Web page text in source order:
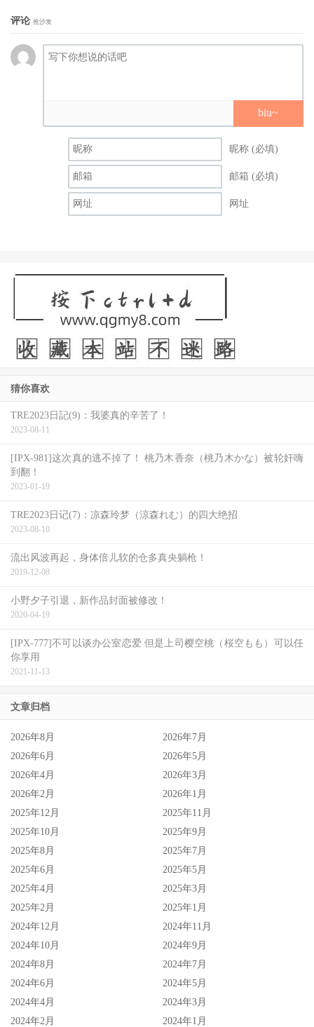
评论 抢沙发
biu~
昵称 (必填)
邮箱 (必填)
网址
猜你喜欢
TRE2023日記(9)：我婆真的辛苦了！
2023-08-11
[IPX-981]这次真的逃不掉了！ 桃乃木香奈（桃乃木かな）被轮奸嗨
到翻！
2023-01-19
TRE2023日记(7)：凉森玲梦（涼森れむ）的四大绝招
2023-08-10
流出风波再起，身体倍儿软的仓多真央躺枪！
2019-12-08
小野夕子引退，新作品封面被修改！
2020-04-19
[IPX-777]不可以谈办公室恋爱 但是上司樱空桃（桜空もも）可以任
你享用
2021-11-13
文章归档
2026年8月
2026年7月
2026年6月
2026年5月
2026年4月
2026年3月
2026年2月
2026年1月
2025年12月
2025年11月
2025年10月
2025年9月
2025年8月
2025年7月
2025年6月
2025年5月
2025年4月
2025年3月
2025年2月
2025年1月
2024年12月
2024年11月
2024年10月
2024年9月
2024年8月
2024年7月
2024年6月
2024年5月
2024年4月
2024年3月
2024年2月
2024年1月